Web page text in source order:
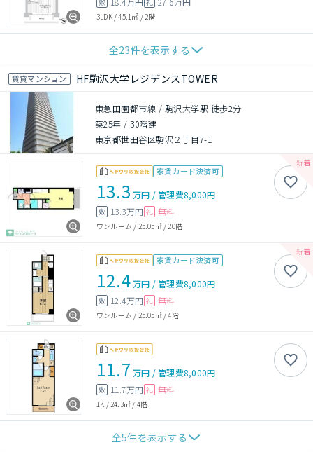
3LDK/45.1㎡ /2階
全23件を表示する
賃貸マンション HF駒沢大学レジデンスTOWER
東急田園都市線 / 駒沢大学駅 徒歩2分
築25年 / 30階建
東京都世田谷区駒沢２丁目7-1
家賃カード決済可
13.3 万円 /管理費8,000円
敷 13.3万円 礼 無料
ワンルーム / 25.05㎡/20階
家賃カード決済可
12.4万円 /管理費8,000円
敷 12.4万円 礼 無料
ワンルーム / 25.05㎡/4階
11.7 万円 /管理費8,000円
敷 11.7万円 礼 無料
1K /24.3㎡ / 4階
全5件を表示する